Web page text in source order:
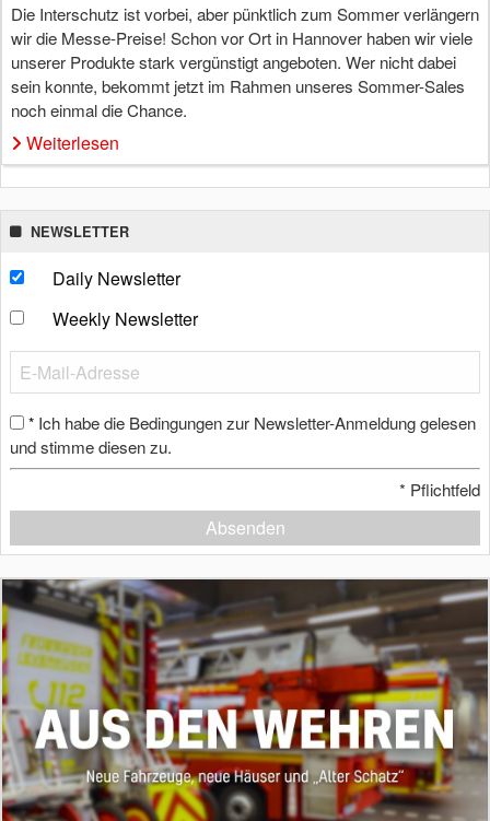
Die Interschutz ist vorbei, aber pünktlich zum Sommer verlängern
wir die Messe-Preise! Schon vor Ort in Hannover haben wir viele
unserer Produkte stark vergünstigt angeboten. Wer nicht dabei
sein konnte, bekommt jetzt im Rahmen unseres Sommer-Sales
noch einmal die Chance.
Weiterlesen
NEWSLETTER
Daily Newsletter
Weekly Newsletter
* Ich habe die Bedingungen zur Newsletter-Anmeldung gelesen
und stimme diesen zu.
* Pflichtfeld
Absenden